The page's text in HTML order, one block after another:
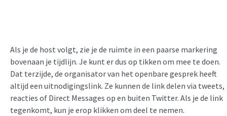
Als je de host volgt, zie je de ruimte in een paarse markering
bovenaan je tijdlijn. Je kunt er dus op tikken om mee te doen.
Dat terzijde, de organisator van het openbare gesprek heeft
altijd een uitnodigingslink. Ze kunnen de link delen via tweets,
reacties of Direct Messages op en buiten Twitter. Als je de link
tegenkomt, kun je erop klikken om deel te nemen.